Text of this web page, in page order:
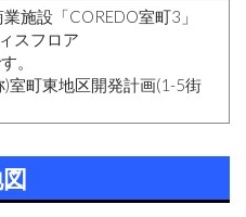
施設「COREDO室町3」
スフロア
。
室町東地区開発計画(1-5街